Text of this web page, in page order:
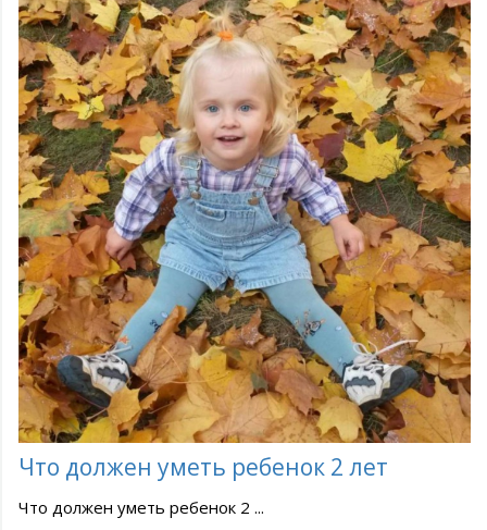
Что должен уметь ребенок 2 лет
Что должен уметь ребенок 2 ...